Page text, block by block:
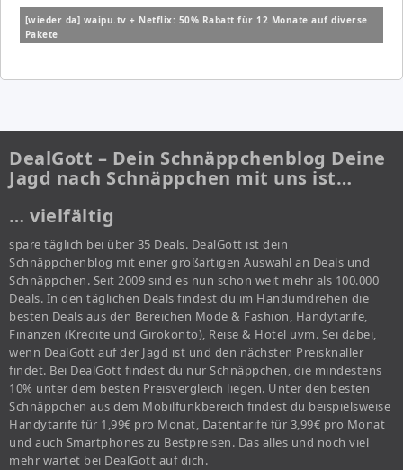
[wieder da] waipu.tv + Netflix: 50% Rabatt für 12 Monate auf diverse
Pakete
DealGott – Dein Schnäppchenblog Deine
Jagd nach Schnäppchen mit uns ist…
… vielfältig
spare täglich bei über 35 Deals. DealGott ist dein
Schnäppchenblog mit einer großartigen Auswahl an Deals und
Schnäppchen. Seit 2009 sind es nun schon weit mehr als 100.000
Deals. In den täglichen Deals findest du im Handumdrehen die
besten Deals aus den Bereichen Mode & Fashion, Handytarife,
Finanzen (Kredite und Girokonto), Reise & Hotel uvm. Sei dabei,
wenn DealGott auf der Jagd ist und den nächsten Preisknaller
findet. Bei DealGott findest du nur Schnäppchen, die mindestens
10% unter dem besten Preisvergleich liegen. Unter den besten
Schnäppchen aus dem Mobilfunkbereich findest du beispielsweise
Handytarife für 1,99€ pro Monat, Datentarife für 3,99€ pro Monat
und auch Smartphones zu Bestpreisen. Das alles und noch viel
mehr wartet bei DealGott auf dich.